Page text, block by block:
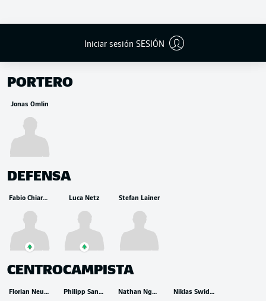
Iniciar sesión SESIÓN
PORTERO
Jonas Omlin
DEFENSA
Fabio Chiarodia Luca Netz Stefan Lainer
CENTROCAMPISTA
Florian Neuhaus Philipp Sander Nathan Ngoumou Niklas Swider